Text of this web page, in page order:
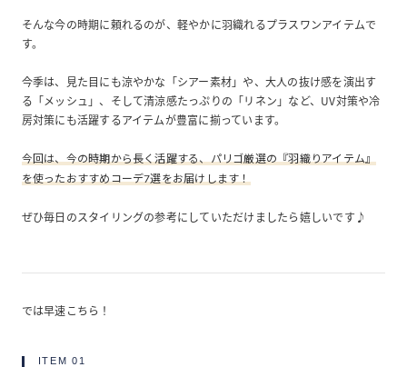
そんな今の時期に頼れるのが、軽やかに羽織れるプラスワンアイテムで
す。
今季は、見た目にも涼やかな「シアー素材」や、大人の抜け感を演出す
る「メッシュ」、そして清涼感たっぷりの「リネン」など、UV対策や冷
房対策にも活躍するアイテムが豊富に揃っています。
今回は、今の時期から長く活躍する、パリゴ厳選の『羽織りアイテム』
を使ったおすすめコーデ7選をお届けします！
ぜひ毎日のスタイリングの参考にしていただけましたら嬉しいです♪
では早速こちら！
ITEM 01